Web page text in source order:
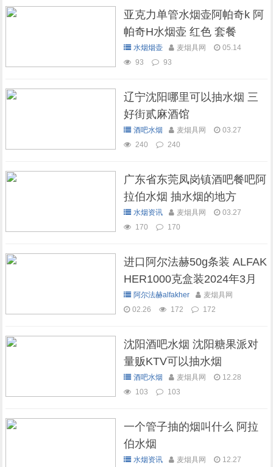
亚克力单管水烟壶阿帕奇k 阿
帕奇H水烟壶 红色 套餐
水烟烟壶 麦烟具网
05.14
93
93
辽宁沈阳哪里可以抽水烟 三
好街贰麻酒馆
酒吧水烟 麦烟具网
03.27
240
240
广东省东莞凤岗镇酒吧餐吧阿
拉伯水烟 抽水烟的地方
水烟资讯 麦烟具网
03.27
170
170
进口阿尔法赫50g条装 ALFAK
HER1000克盒装2024年3月
现货库存
阿尔法赫alfakher
麦烟具网
02.26
172 172
沈阳酒吧水烟 沈阳糖果派对
量贩KTV可以抽水烟
酒吧水烟 麦烟具网
12.28
103
103
一个管子抽的烟叫什么 阿拉
伯水烟
水烟资讯 麦烟具网
12.27